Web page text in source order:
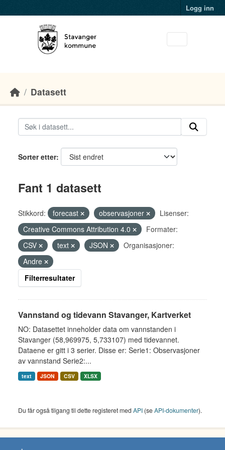
Logg inn
Datasett
Sorter etter
Fant 1 datasett
Stikkord: forecast observasjoner
Lisenser:
Creative Commons Attribution 4.0
Formater:
CSV
text JSON
Organisasjoner:
Andre
Filterresultater
Vannstand og tidevann Stavanger, Kartverket
NO: Datasettet inneholder data om vannstanden i
Stavanger (58,969975, 5,733107) med tidevannet.
Dataene er gitt i 3 serier. Disse er: Serie1: Observasjoner
av vannstand Serie2:...
text JSON CSV XLSX
Du får også tilgang til dette registeret med API (seAPI-dokumenter).